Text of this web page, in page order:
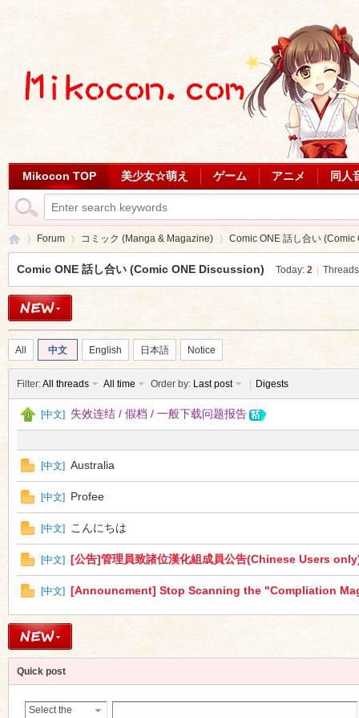
Mikocon TOP 美少女☆萌え ゲーム アニメ 同人
co
»
Forum コミック (Manga & Magazine) Comic ONE 話し合い (Comic
Comic ONE 話し合い (Comic ONE Discussion) Today: 2
All 中文 English 日本語 Notice
Filter:All threads All time Order by: Last post Digests
[中文] 失效连结 / 假档 / 一般下载问题报告
[中文] Australia
[中文] Profee
[中文] こんにちは
[中文] [公告]管理員致諸位漢化組成員公告(Chinese Users
[中文] [Announcment] Stop Scanning the "Compliation
Quick post
Select the